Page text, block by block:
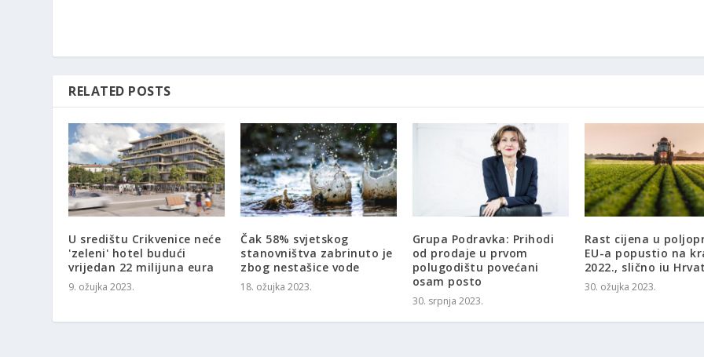
RELATED POSTS
U središtu Crikvenice neće
'zeleni' hotel budući
vrijedan 22 milijuna eura
9. ožujka 2023.
Čak 58% svjetskog
stanovništva zabrinuto je
zbog nestašice vode
18. ožujka 2023.
Grupa Podravka: Prihodi
od prodaje u prvom
polugodištu povećani
osam posto
30. srpnja 2023.
Rast cijena u
EU-a popustio na
2022., slično iu
30. ožujka 2023.